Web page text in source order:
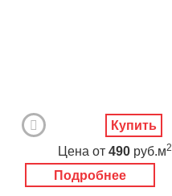
Подробнее
Цена от 490 руб.м2
Купить